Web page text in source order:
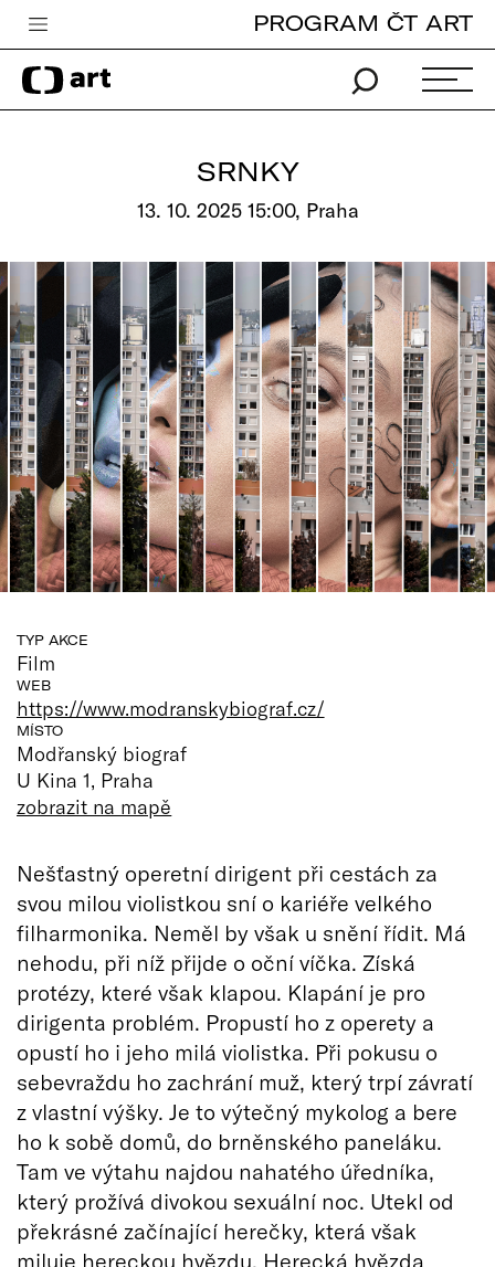
Česká televize
Zpravodajství
Pro děti
edu
Vše o ČT
PROGRAM ČT ART
SRNKY
13. 10. 2025 15:00, Praha
TYP AKCE
Film
WEB
https://www.modranskybiograf.cz/
MÍSTO
Modřanský biograf
U Kina 1, Praha
zobrazit na mapě
Nešťastný operetní dirigent při cestách za
svou milou violistkou sní o kariéře velkého
filharmonika. Neměl by však u snění řídit. Má
nehodu, při níž přijde o oční víčka. Získá
protézy, které však klapou. Klapání je pro
dirigenta problém. Propustí ho z operety a
opustí ho i jeho milá violistka. Při pokusu o
sebevraždu ho zachrání muž, který trpí závratí
z vlastní výšky. Je to výtečný mykolog a bere
ho k sobě domů, do brněnského paneláku.
Tam ve výtahu najdou nahatého úředníka,
který prožívá divokou sexuální noc. Utekl od
překrásné začínající herečky, která však
miluje hereckou hvězdu. Herecká hvězda